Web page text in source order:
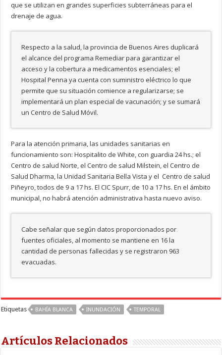
que se utilizan en grandes superficies subterráneas para el
drenaje de agua.
Respecto a la salud, la provincia de Buenos Aires duplicará
el alcance del programa Remediar para garantizar el
acceso y la cobertura a medicamentos esenciales; el
Hospital Penna ya cuenta con suministro eléctrico lo que
permite que su situación comience a regularizarse; se
implementará un plan especial de vacunación; y se sumará
un Centro de Salud Móvil.
Para la atención primaria, las unidades sanitarias en
funcionamiento son: Hospitalito de White, con guardia 24 hs.; el
Centro de salud Norte, el Centro de salud Milstein, el Centro de
Salud Dharma, la Unidad Sanitaria Bella Vista y el Centro de salud
Piñeyro, todos de 9 a 17 hs. El CIC Spurr, de 10 a 17 hs. En el ámbito
municipal, no habrá atención administrativa hasta nuevo aviso.
Cabe señalar que según datos proporcionados por
fuentes oficiales, al momento se mantiene en 16 la
cantidad de personas fallecidas y se registraron 963
evacuadas.
Etiquetas BAHÍA BLANCA INUNDACIÓN TEMPORAL
Artículos Relacionados